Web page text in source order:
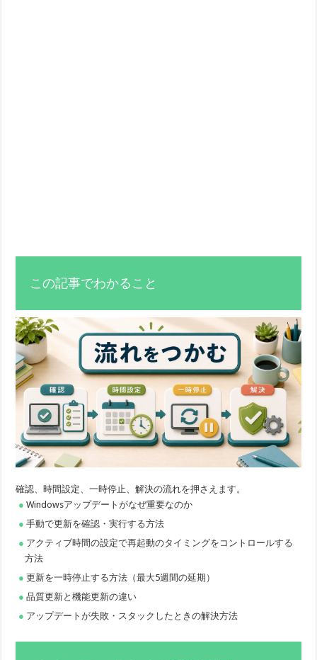
この記事でわかること
確認、時間設定、一時停止、解決の流れを押さえます。
Windowsアップデートがなぜ重要なのか
手動で更新を確認・実行する方法
アクティブ時間の設定で再起動のタイミングをコントロールする
方法
更新を一時停止する方法（最大5週間の延期）
品質更新と機能更新の違い
アップデートが失敗・スタックしたときの解決方法